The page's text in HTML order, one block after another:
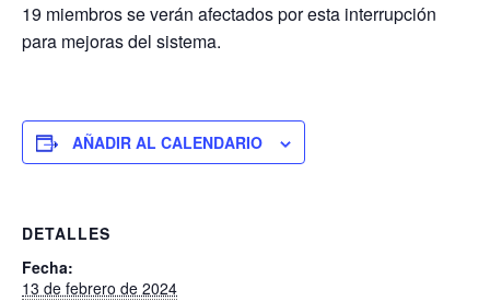
19 miembros se verán afectados por esta interrupción
para mejoras del sistema.
AÑADIR AL CALENDARIO
DETALLES
Fecha:
13 de febrero de 2024